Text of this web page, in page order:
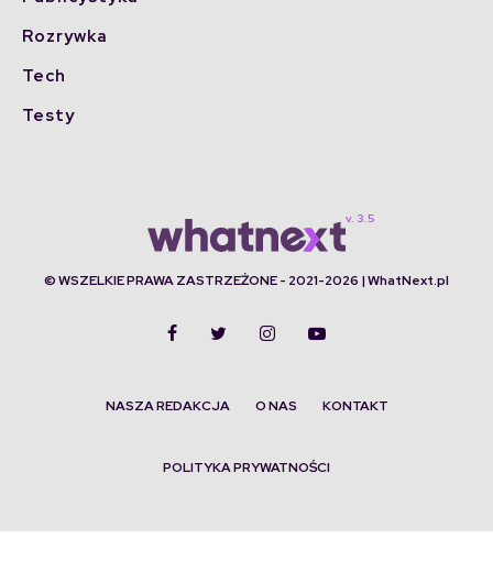
Rozrywka
Tech
Testy
© WSZELKIE PRAWA ZASTRZEŻONE - 2021-2026 | WhatNext.pl
NASZA REDAKCJA O NAS KONTAKT
POLITYKA PRYWATNOŚCI